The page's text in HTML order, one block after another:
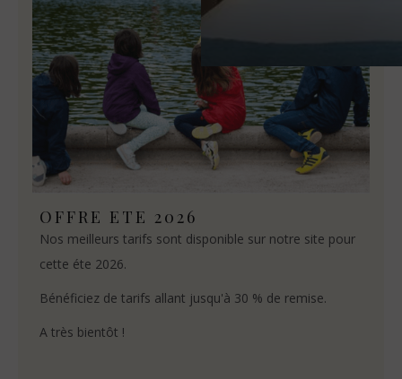
OFFRE ETE 2026
Nos meilleurs tarifs sont disponible sur notre site pour
cette éte 2026.
Bénéficiez de tarifs allant jusqu'à 30 % de remise.
A très bientôt !